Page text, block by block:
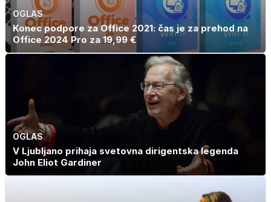
OGLAS
Konec podpore za Office 2021: čas je za prehod na
Office 2024 Pro za 19,99 €
OGLAS
V Ljubljano prihaja svetovna dirigentska legenda
John Eliot Gardiner